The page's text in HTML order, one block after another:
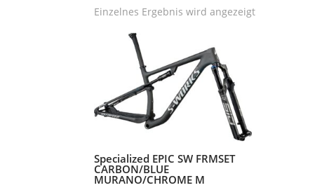
Einzelnes Ergebnis wird angezeigt
Specialized EPIC SW FRMSET
CARBON/BLUE
MURANO/CHROME M